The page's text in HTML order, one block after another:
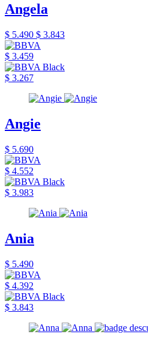
Angela
$ 5.490 $ 3.843
$ 3.459
$ 3.267
Angie
$ 5.690
$ 4.552
$ 3.983
Ania
$ 5.490
$ 4.392
$ 3.843